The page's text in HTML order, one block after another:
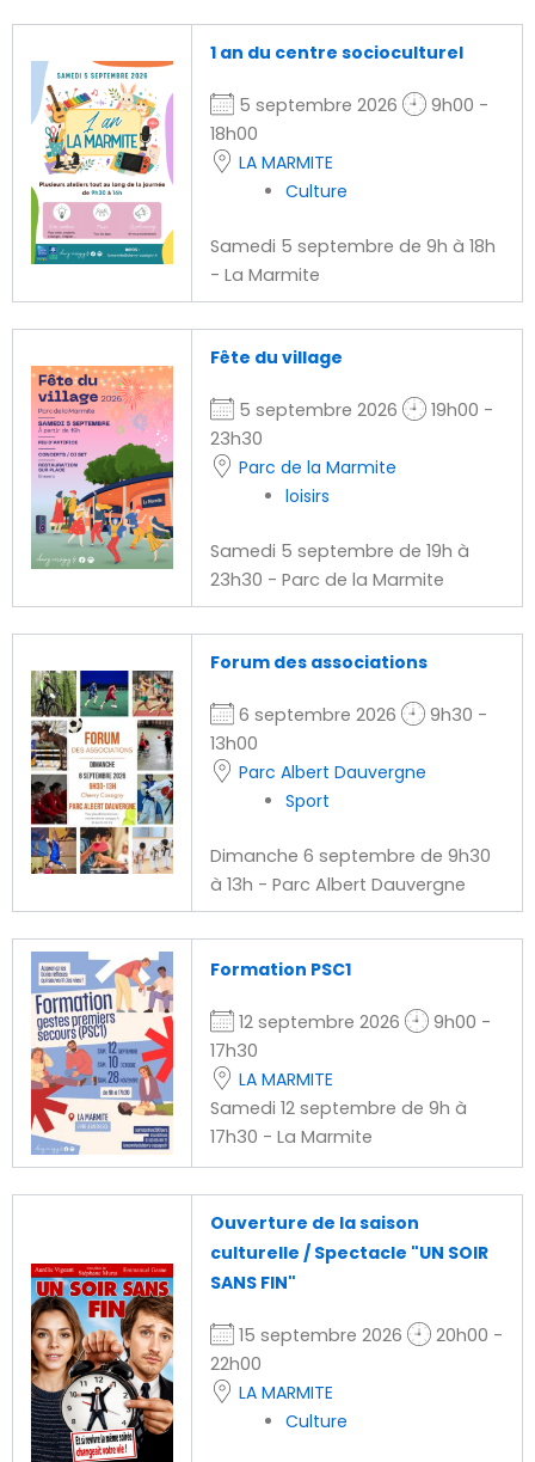
1 an du centre socioculturel
5 septembre 2026
9h00 -
18h00
LA MARMITE
Culture
Samedi 5 septembre de 9h à 18h
- La Marmite
Fête du village
5 septembre 2026
19h00 -
23h30
Parc de la Marmite
loisirs
Samedi 5 septembre de 19h à
23h30 - Parc de la Marmite
Forum des associations
6 septembre 2026
9h30 -
13h00
Parc Albert Dauvergne
Sport
Dimanche 6 septembre de 9h30
à 13h - Parc Albert Dauvergne
Formation PSC1
12 septembre 2026
9h00 -
17h30
LA MARMITE
Samedi 12 septembre de 9h à
17h30 - La Marmite
Ouverture de la saison
culturelle / Spectacle "UN SOIR
SANS FIN"
15 septembre 2026
20h00 -
22h00
LA MARMITE
Culture